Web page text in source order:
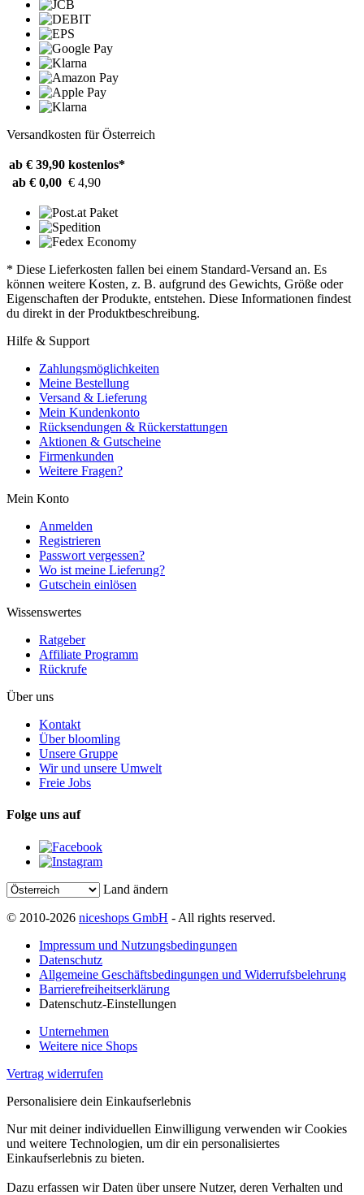
Versandkosten für Österreich
ab € 39,90 kostenlos*
ab € 0,00 € 4,90
* Diese Lieferkosten fallen bei einem Standard-Versand an. Es
können weitere Kosten, z. B. aufgrund des Gewichts, Größe oder
Eigenschaften der Produkte, entstehen. Diese Informationen findest
du direkt in der Produktbeschreibung.
Hilfe & Support
Zahlungsmöglichkeiten
Meine Bestellung
Versand & Lieferung
Mein Kundenkonto
Rücksendungen & Rückerstattungen
Aktionen & Gutscheine
Firmenkunden
Weitere Fragen?
Mein Konto
Anmelden
Registrieren
Passwort vergessen?
Wo ist meine Lieferung?
Gutschein einlösen
Wissenswertes
Ratgeber
Affiliate Programm
Rückrufe
Über uns
Kontakt
Über bloomling
Unsere Gruppe
Wir und unsere Umwelt
Freie Jobs
Folge uns auf
Land ändern
© 2010-2026 niceshops GmbH - All rights reserved.
Impressum und Nutzungsbedingungen
Datenschutz
Allgemeine Geschäftsbedingungen und Widerrufsbelehrung
Barrierefreiheitserklärung
Datenschutz-Einstellungen
Unternehmen
Weitere nice Shops
Vertrag widerrufen
Personalisiere dein Einkaufserlebnis
Nur mit deiner individuellen Einwilligung verwenden wir Cookies
und weitere Technologien, um dir ein personalisiertes
Einkaufserlebnis zu bieten.
Dazu erfassen wir Daten über unsere Nutzer, deren Verhalten und